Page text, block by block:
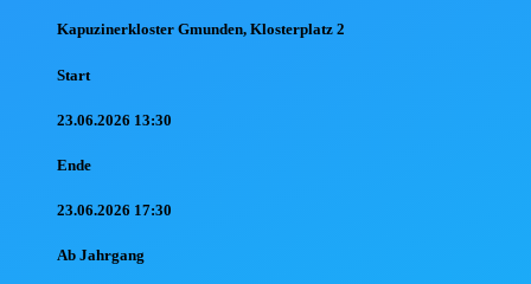
Kapuzinerkloster Gmunden, Klosterplatz 2
Start
23.06.2026 13:30
Ende
23.06.2026 17:30
Ab Jahrgang